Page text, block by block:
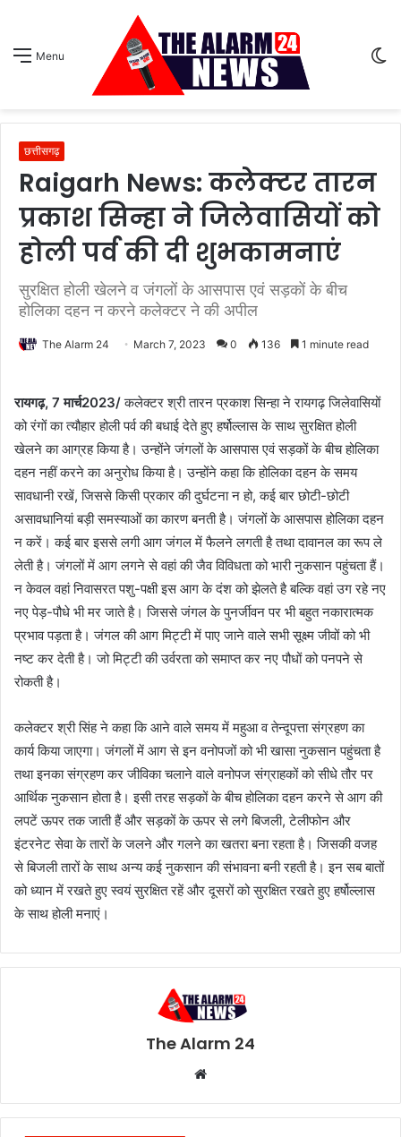
Menu
छत्तीसगढ़
Raigarh News: कलेक्टर तारन
प्रकाश सिन्हा ने जिलेवासियों को
होली पर्व की दी शुभकामनाएं
सुरक्षित होली खेलने व जंगलों के आसपास एवं सड़कों के बीच
होलिका दहन न करने कलेक्टर ने की अपील
The Alarm 24 March 7, 2023 0 136 1 minute read
रायगढ़, 7 मार्च2023/कलेक्टर श्री तारन प्रकाश सिन्हा ने रायगढ़ जिलेवासियों
को रंगों का त्यौहार होली पर्व की बधाई देते हुए हर्षोल्लास के साथ सुरक्षित होली
खेलने का आग्रह किया है। उन्होंने जंगलों के आसपास एवं सड़कों के बीच होलिका
दहन नहीं करने का अनुरोध किया है। उन्होंने कहा कि होलिका दहन के समय
सावधानी रखें, जिससे किसी प्रकार की दुर्घटना न हो, कई बार छोटी-छोटी
असावधानियां बड़ी समस्याओं का कारण बनती है। जंगलों के आसपास होलिका दहन
न करें। कई बार इससे लगी आग जंगल में फैलने लगती है तथा दावानल का रूप ले
लेती है। जंगलों में आग लगने से वहां की जैव विविधता को भारी नुकसान पहुंचता हैं।
न केवल वहां निवासरत पशु-पक्षी इस आग के दंश को झेलते है बल्कि वहां उग रहे नए
नए पेड़-पौधे भी मर जाते है। जिससे जंगल के पुनर्जीवन पर भी बहुत नकारात्मक
प्रभाव पड़ता है। जंगल की आग मिट्टी में पाए जाने वाले सभी सूक्ष्म जीवों को भी
नष्ट कर देती है। जो मिट्टी की उर्वरता को समाप्त कर नए पौधों को पनपने से
रोकती है।
कलेक्टर श्री सिंह ने कहा कि आने वाले समय में महुआ व तेन्दूपत्ता संग्रहण का
कार्य किया जाएगा। जंगलों में आग से इन वनोपजों को भी खासा नुकसान पहुंचता है
तथा इनका संग्रहण कर जीविका चलाने वाले वनोपज संग्राहकों को सीधे तौर पर
आर्थिक नुकसान होता है। इसी तरह सड़कों के बीच होलिका दहन करने से आग की
लपटें ऊपर तक जाती हैं और सड़कों के ऊपर से लगे बिजली, टेलीफोन और
इंटरनेट सेवा के तारों के जलने और गलने का खतरा बना रहता है। जिसकी वजह
से बिजली तारों के साथ अन्य कई नुकसान की संभावना बनी रहती है। इन सब बातों
को ध्यान में रखते हुए स्वयं सुरक्षित रहें और दूसरों को सुरक्षित रखते हुए हर्षोल्लास
के साथ होली मनाएं।
The Alarm 24
Website